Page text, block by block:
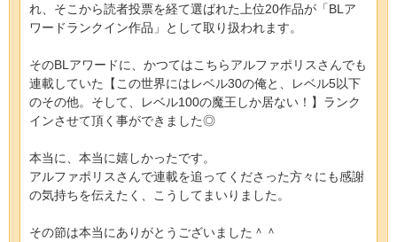
れ、そこから読者投票を経て選ばれた上位20作品が「BLア
ワードランクイン作品」として取り扱われます。
そのBLアワードに、かつてはこちらアルファポリスさんでも
連載していた【この世界にはレベル30の俺と、レベル5以下
のその他。そして、レベル100の魔王しか居ない！】ランク
インさせて頂く事ができました◎
本当に、本当に嬉しかったです。
アルファポリスさんで連載を追ってくださった方々にも感謝
の気持ちを伝えたく、こうしてまいりました。
その節は本当にありがとうございました＾＾